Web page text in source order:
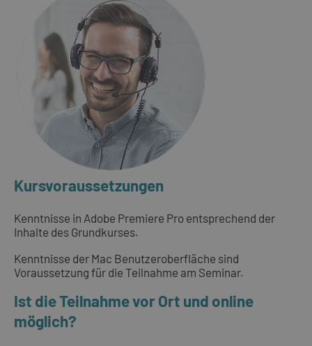
Kursvoraussetzungen
Kenntnisse in Adobe Premiere Pro entsprechend der
Inhalte des Grundkurses.
Kenntnisse der Mac Benutzeroberfläche sind
Voraussetzung für die Teilnahme am Seminar.
Ist die Teilnahme vor Ort und online
möglich?